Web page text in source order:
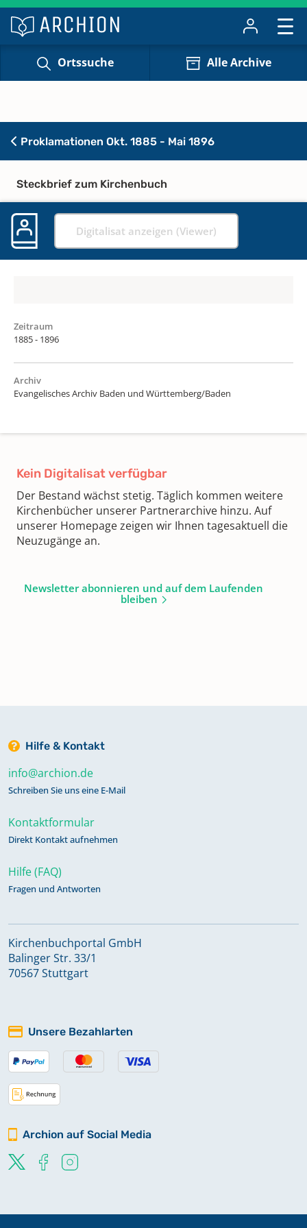
Ortssuche Alle Archive
Proklamationen Okt. 1885 - Mai 1896
Steckbrief zum Kirchenbuch
Digitalisat anzeigen (Viewer)
Zeitraum
1885 - 1896
Archiv
Evangelisches Archiv Baden und Württemberg/Baden
Kein Digitalisat verfügbar
Der Bestand wächst stetig. Täglich kommen weitere
Kirchenbücher unserer Partnerarchive hinzu. Auf
unserer Homepage zeigen wir Ihnen tagesaktuell die
Neuzugänge an.
Newsletter abonnieren und auf dem Laufenden
bleiben
Hilfe & Kontakt
info@archion.de
Schreiben Sie uns eine E-Mail
Kontaktformular
Direkt Kontakt aufnehmen
Hilfe (FAQ)
Fragen und Antworten
Kirchenbuchportal GmbH
Balinger Str. 33/1
70567 Stuttgart
Unsere Bezahlarten
Archion auf Social Media